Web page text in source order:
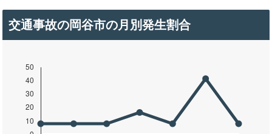
交通事故の岡谷市の月別発生割合